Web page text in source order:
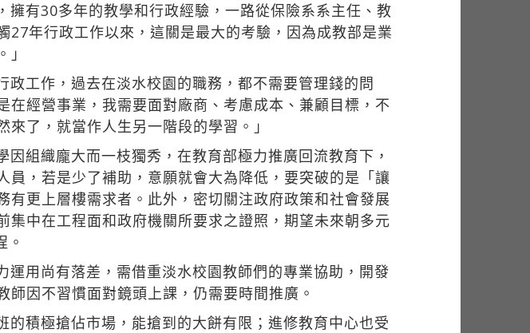
擁有30多年的教學和行政經驗，一路從保險系系主任、教
年行政工作以來，這關是最大的考驗，因為成教部是業
工作，過去在淡水校園的職務，都不需要管理錢的問
經營事業，我需要面對廠商、考慮成本、兼顧目標，不
了，就當作人生另一階段的學習。」
組織龐大而一枝獨秀，在教育部極力推廣回流教育下，
，若是少了補助，意願就會大為降低，要突破的是「讓
更上層樓需求者。此外，密切關注政府政策和社會發展
中在工程面和政府機關所要求之證照，期望未來朝多元
。
用尚有落差，需借重淡水校園教師們的專業協助，開發
因不習慣面對鏡頭上課，仍需要時間推廣。
積極搶佔市場，能搶到的大餅有限；進修教育中心也受